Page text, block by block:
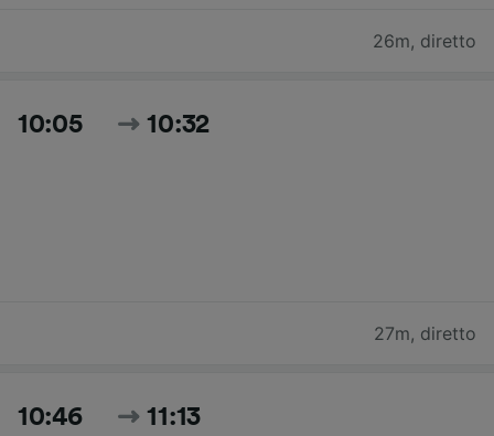
26m, diretto
10:05 10:32
27m, diretto
10:46 11:13